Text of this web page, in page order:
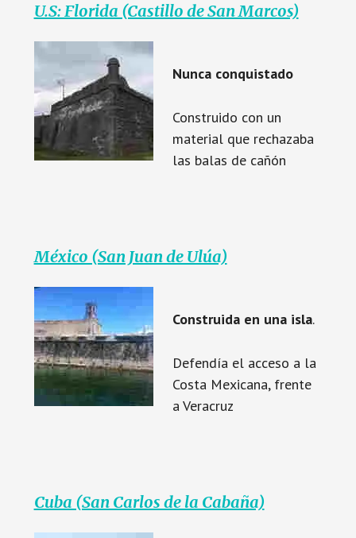
U.S: Florida (Castillo de San Marcos)
Nunca conquistado
Construido con un
material que rechazaba
las balas de cañón
México (San Juan de Ulúa)
Construida en una isla.
Defendía el acceso a la
Costa Mexicana, frente
a Veracruz
Cuba (San Carlos de la Cabaña)